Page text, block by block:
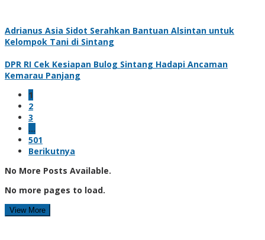
Adrianus Asia Sidot Serahkan Bantuan Alsintan untuk
Kelompok Tani di Sintang
DPR RI Cek Kesiapan Bulog Sintang Hadapi Ancaman
Kemarau Panjang
1
2
3
…
501
Berikutnya
No More Posts Available.
No more pages to load.
View More